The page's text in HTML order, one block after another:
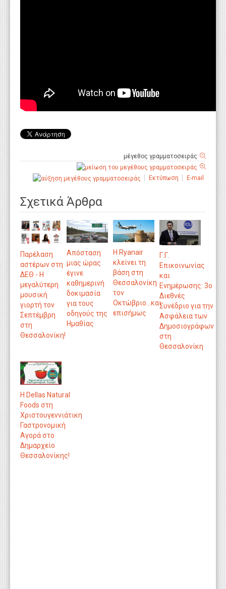
μέγεθος γραμματοσειράς
Εκτύπωση E-mail
Σχετικά Άρθρα
Παρέλαση
αστέρων στη
ΔΕΘ - Η
μεγαλύτερη
μουσική
γιορτή τον
Σεπτέμβρη
στη
Θεσσαλονίκη!
Απόσταση
μιας ώρας
έγινε
καθημερινή
δοκιμασία
για τους
οδηγούς της
Ημαθίας
Η Ryanair
κλείνει τη
βάση στη
Θεσσαλονίκη
τον
Οκτώβριο...και
επισήμως
Γ.Γ.
Επικοινωνίας
και
Ενημέρωσης: 3ο
Διεθνές
Συνέδριο για την
Ασφάλεια των
Δημοσιογράφων
στη
Θεσσαλονίκη
Η Dellas Natural
Foods στη
Χριστουγεννιάτικη
Γαστρονομική
Αγορά στο
Δημαρχείο
Θεσσαλονίκης!